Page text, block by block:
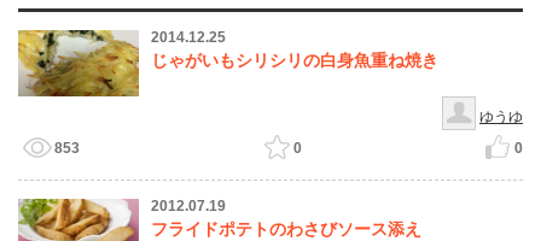
2014.12.25
じゃがいもシリシリの白身魚重ね焼き
ゆうゆ
853
0 0
2012.07.19
フライドポテトのわさびソース添え